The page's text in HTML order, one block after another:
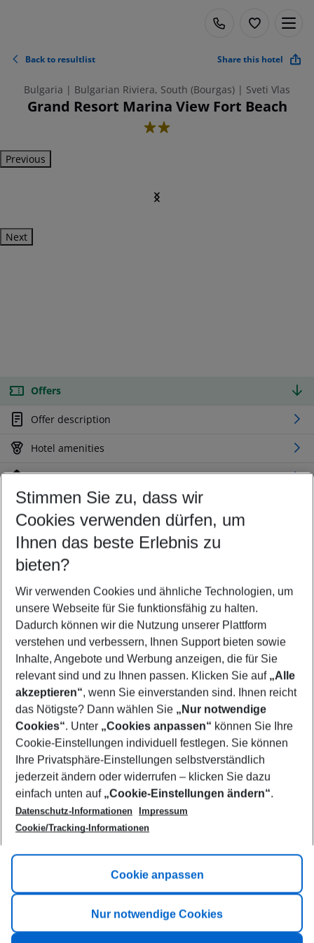
Back to resultlist Share this hotel
Bulgaria | Bulgarian Riviera, South (Bourgas) | Sveti Vlas
Grand Resort Marina View Fort Beach
2
Previous
Next
Offers
Offer description
Hotel amenities
Location
Customize your offer
Find the perfect deal which suits your best
Your departure airport
Any airport
Select your date range
09/08/26–07/08/27 5-8 nights
Who will travel
2 adults No children
Show more filter
Footer
Footer navigation
Title A
Link A
Stimmen Sie zu, dass wir
Cookies verwenden dürfen, um
Ihnen das beste Erlebnis zu
bieten?
Wir verwenden Cookies und ähnliche Technologien, um
unsere Webseite für Sie funktionsfähig zu halten.
Dadurch können wir die Nutzung unserer Plattform
verstehen und verbessern, Ihnen Support bieten sowie
Inhalte, Angebote und Werbung anzeigen, die für Sie
relevant sind und zu Ihnen passen. Klicken Sie auf „Alle
akzeptieren“, wenn Sie einverstanden sind. Ihnen reicht
das Nötigste? Dann wählen Sie „Nur notwendige
Cookies“. Unter „Cookies anpassen“ können Sie Ihre
Cookie-Einstellungen individuell festlegen. Sie können
Ihre Privatsphäre-Einstellungen selbstverständlich
jederzeit ändern oder widerrufen – klicken Sie dazu
einfach unten auf „Cookie-Einstellungen ändern“.
Datenschutz-Informationen
Impressum
Cookie/Tracking-Informationen
Cookie anpassen
Nur notwendige Cookies